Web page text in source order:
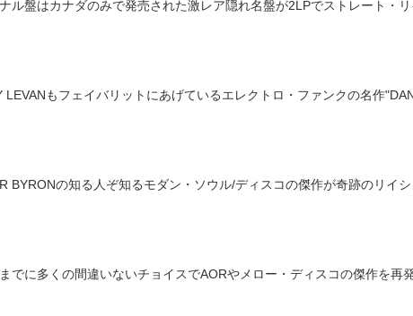
ル盤はカナダのみで発売された激レア隠れ名盤が2LPでストレート・リ
LEVANもフェイバリットにあげているエレクトロ・ファンクの名作
BYRONの知る人ぞ知るモダン・ソウル/ディスコの傑作が奇跡のリイシ
でに多くの間違いないチョイスでAORやメロー・ディスコの傑作を再